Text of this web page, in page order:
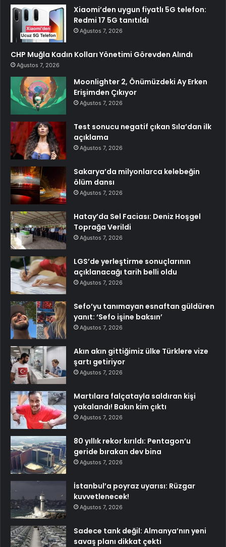
Xiaomi’den uygun fiyatlı 5G telefon:
Redmi 17 5G tanıtıldı
Ağustos 7, 2026
CHP Muğla Kadın Kolları Yönetimi Görevden Alındı
Ağustos 7, 2026
Moonlighter 2, Önümüzdeki Ay Erken
Erişimden Çıkıyor
Ağustos 7, 2026
Test sonucu negatif çıkan Sıla’dan ilk
açıklama
Ağustos 7, 2026
Sakarya’da milyonlarca kelebeğin
ölüm dansı
Ağustos 7, 2026
Hatay’da Sel Faciası: Deniz Hoşgel
Toprağa Verildi
Ağustos 7, 2026
LGS’de yerleştirme sonuçlarının
açıklanacağı tarih belli oldu
Ağustos 7, 2026
Sefo’yu tanımayan esnaftan güldüren
yanıt: ‘Sefo işine baksın’
Ağustos 7, 2026
Akın akın gittiğimiz ülke Türklere vize
şartı getiriyor
Ağustos 7, 2026
Martılara falçatayla saldıran kişi
yakalandı! Bakın kim çıktı
Ağustos 7, 2026
80 yıllık rekor kırıldı: Pentagon’u
geride bırakan dev bina
Ağustos 7, 2026
İstanbul’a poyraz uyarısı: Rüzgar
kuvvetlenecek!
Ağustos 7, 2026
Sadece tank değil: Almanya’nın yeni
savaş planı dikkat çekti